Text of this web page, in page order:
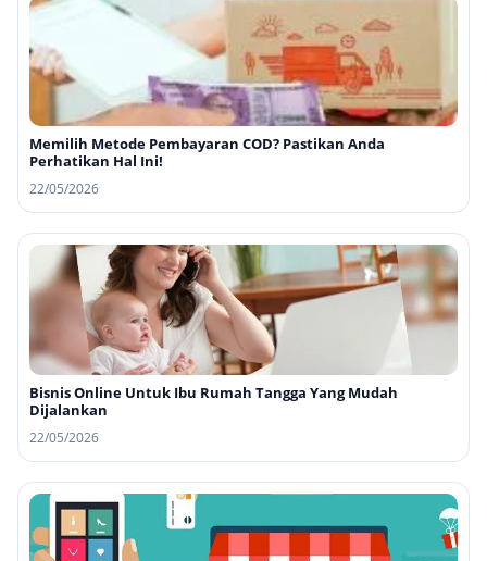
Memilih Metode Pembayaran COD? Pastikan Anda
Perhatikan Hal Ini!
22/05/2026
Bisnis Online Untuk Ibu Rumah Tangga Yang Mudah
Dijalankan
22/05/2026